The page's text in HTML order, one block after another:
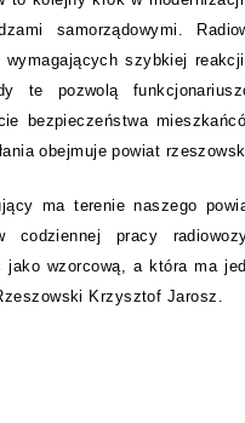
samorządowymi.
szybkiej
te pozwolą
bezpieczeństwa
obejmuje powiat
ma terenie naszego
pracy
wzorcową, a która ma
Krzysztof Jarosz.